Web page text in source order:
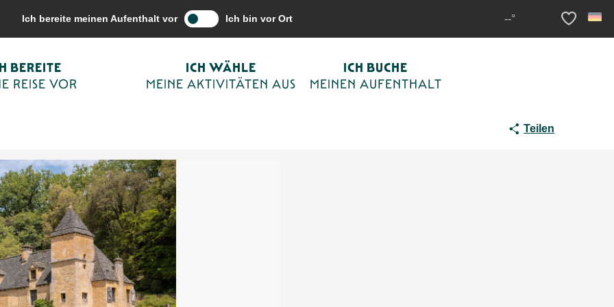
Ich bereite meinen Aufenthalt vor Ich bin vor Ort
--°
Voir les
BEREITE
REISE VOR
ICH WÄHLE
MEINE AKTIVITÄTEN AUS
ICH BUCHE
MEINEN AUFENTHALT
aus Spaziergänge und Wanderungen Spaziergänge zu Fuß
Crépin-et-Carlucet
Teilen